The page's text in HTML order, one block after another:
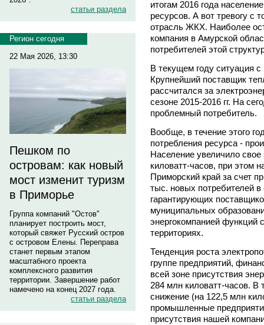
статьи раздела
Регион сегодня
22 Мая 2026, 13:30
Пешком по
островам: как новый
мост изменит туризм
в Приморье
Группа компаний "Остов"
планирует построить мост,
который свяжет Русский остров
с островом Елены. Переправа
станет первым этапом
масштабного проекта
комплексного развития
территории. Завершение работ
намечено на конец 2027 года.
статьи раздела
итогам 2016 года
ресурсов. А вот тревогу с
отрасль ЖКХ. Наиболее
компания в Амурской
потребителей этой
В текущем году ситуация
Крупнейший поставщик
рассчитался за
сезоне 2015-2016 гг. На
проблемный потребитель.
Вообще, в течение этого
потребления ресурса -
Население увеличило
киловатт-часов, при этом
Приморский край за счет
тыс. новых потребителей
гарантирующих
муниципальных
энергокомпанией функций
территориях.
Тенденция роста
группе предприятий,
всей зоне присутствия
284 млн киловатт-часов. В
снижение (на 122,5 млн
промышленные
присутствия нашей